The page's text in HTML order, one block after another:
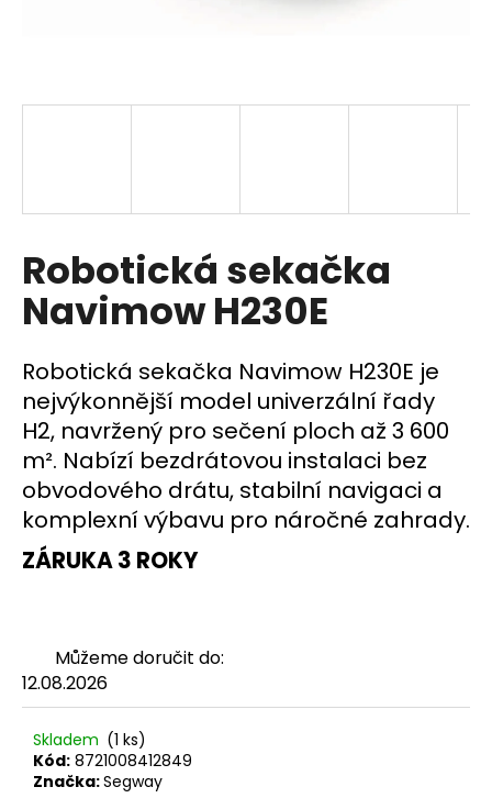
Robotická sekačka
Navimow H230E
Robotická sekačka Navimow H230E je
nejvýkonnější model univerzální řady
H2, navržený pro sečení ploch až 3 600
m². Nabízí bezdrátovou instalaci bez
obvodového drátu, stabilní navigaci a
komplexní výbavu pro náročné zahrady.
ZÁRUKA 3 ROKY
Můžeme doručit do:
12.08.2026
Skladem (1 ks)
Kód: 8721008412849
Značka:Segway
t
HLEDAT
o
p
o
r
u
č
u
j
e
ROBOTICKÁ
SEKAČKA
NAVIMOW
I205
AWD
21
999